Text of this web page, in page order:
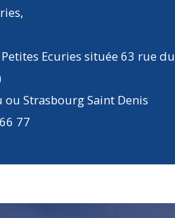
Ecuries située 63 rue du
ou Strasbourg Saint Denis
77